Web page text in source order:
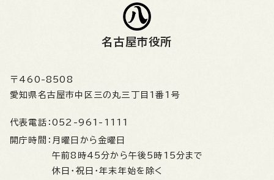
名古屋市役所
〒460-8508
愛知県名古屋市中区三の丸三丁目1番1号
代表電話： 052-961-1111
開庁時間： 月曜日から金曜日
午前8時45分から午後5時15分まで
休日・祝日・年末年始を除く